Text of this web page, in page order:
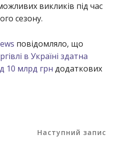
викликів під час
сезону.
повідомляло, що
в Україні здатна
10 млрд грн додаткових
Наступний запис